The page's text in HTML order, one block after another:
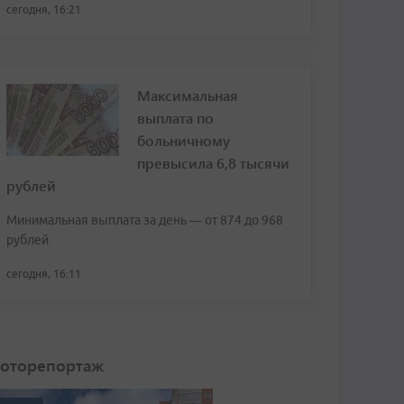
сегодня, 16:21
Максимальная
выплата по
больничному
превысила 6,8 тысячи
рублей
Минимальная выплата за день — от 874 до 968
рублей
сегодня, 16:11